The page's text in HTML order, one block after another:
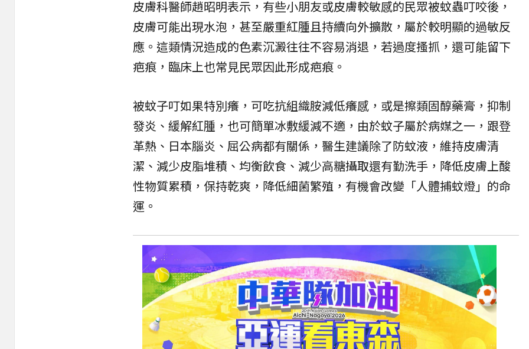
皮膚科醫師趙昭明表示，有些小朋友或皮膚較敏感的民眾被蚊蟲叮咬後，
皮膚可能出現水泡，甚至嚴重紅腫且持續向外擴散，屬於較明顯的過敏反
應。這類情況造成的色素沉澱往往不容易消退，若過度搔抓，還可能留下
疤痕，臨床上也常見民眾因此形成疤痕。
被蚊子叮如果特別癢，可吃抗組織胺減低癢感，或是擦類固醇藥膏，抑制
發炎、緩解紅腫，也可簡單冰敷緩減不適，由於蚊子屬於病媒之一，跟登
革熱、日本腦炎、屈公病都有關係，醫生建議除了防蚊液，維持皮膚清
潔、減少皮脂堆積、均衡飲食、減少高糖攝取還有勤洗手，降低皮膚上酸
性物質累積，保持乾爽，降低細菌繁殖，有機會改變「人體捕蚊燈」的命
運。